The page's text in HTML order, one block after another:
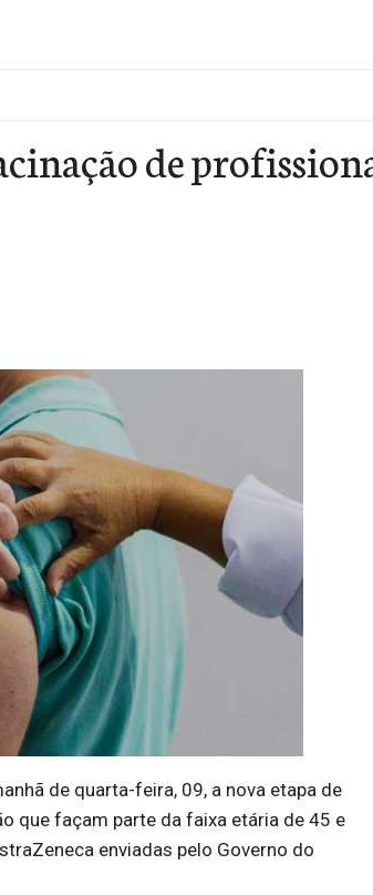
de
de quarta-feira, 09, a nova etapa de
que façam parte da faixa etária de 45 e
enviadas pelo Governo do